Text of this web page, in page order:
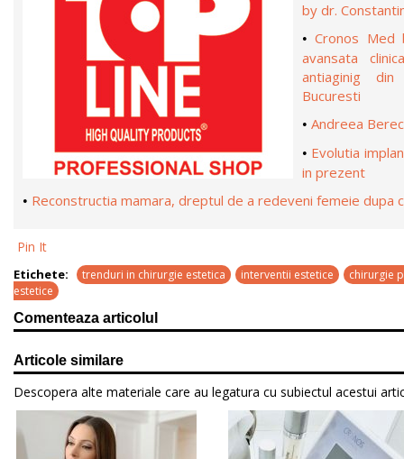
by dr.
• Cronos Med
avansata
antiaginig
Bucuresti
• Andreea
• Evolutia
in prezent
• Reconstructia mamara, dreptul de a redeveni femeie dupa
Pin It
Etichete: trenduri in chirurgie estetica interventii estetice
chirurgie
estetice
Comenteaza articolul
Articole similare
Descopera alte materiale care au legatura cu subiectul acestui